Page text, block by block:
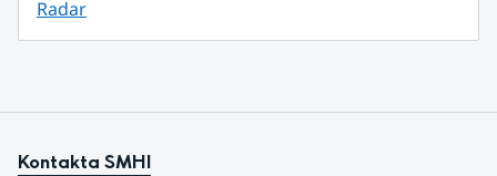
Radar
Kontakta SMHI